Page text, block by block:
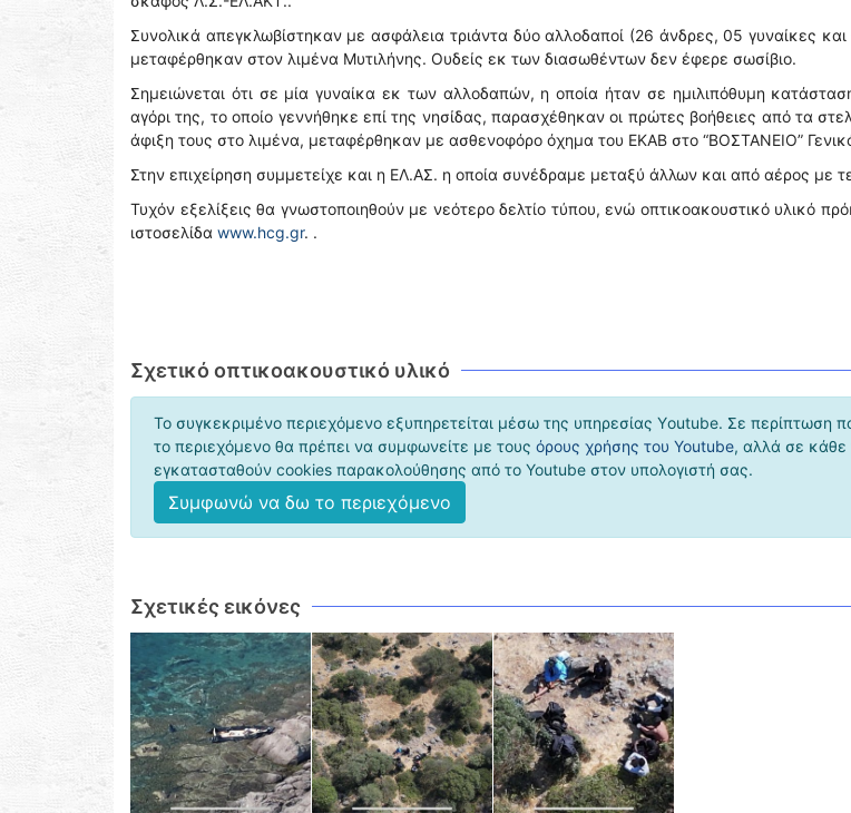
Συνολικά απεγκλωβίστηκαν με ασφάλεια τριάντα δύο αλλοδαποί (26 άνδρες, 05 γυναίκες και
μεταφέρθηκαν στον λιμένα Μυτιλήνης. Ουδείς εκ των διασωθέντων δεν έφερε σωσίβιο.
Σημειώνεται ότι σε μία γυναίκα εκ των αλλοδαπών, η οποία ήταν σε ημιλιπόθυμη
αγόρι της, το οποίο γεννήθηκε επί της νησίδας, παρασχέθηκαν οι πρώτες βοήθειες από τα
άφιξη τους στο λιμένα, μεταφέρθηκαν με ασθενοφόρο όχημα του ΕΚΑΒ στο “ΒΟΣΤΑΝΕΙΟ”
Στην επιχείρηση συμμετείχε και η ΕΛ.ΑΣ. η οποία συνέδραμε μεταξύ άλλων και από αέρος με
Τυχόν εξελίξεις θα γνωστοποιηθούν με νεότερο δελτίο τύπου, ενώ οπτικοακουστικό υλικό
ιστοσελίδα www.hcg.gr. .
Σχετικό οπτικοακουστικό υλικό
Το συγκεκριμένο περιεχόμενο εξυπηρετείται μέσω της υπηρεσίας Υoutube. Σε περίπτωση
το περιεχόμενο θα πρέπει να συμφωνείτε με τους όρους χρήσης του Youtube, αλλά σε κάθε
εγκατασταθούν cookies παρακολούθησης από το Youtube στον υπολογιστή σας.
Συμφωνώ να δω το περιεχόμενο
Σχετικές εικόνες